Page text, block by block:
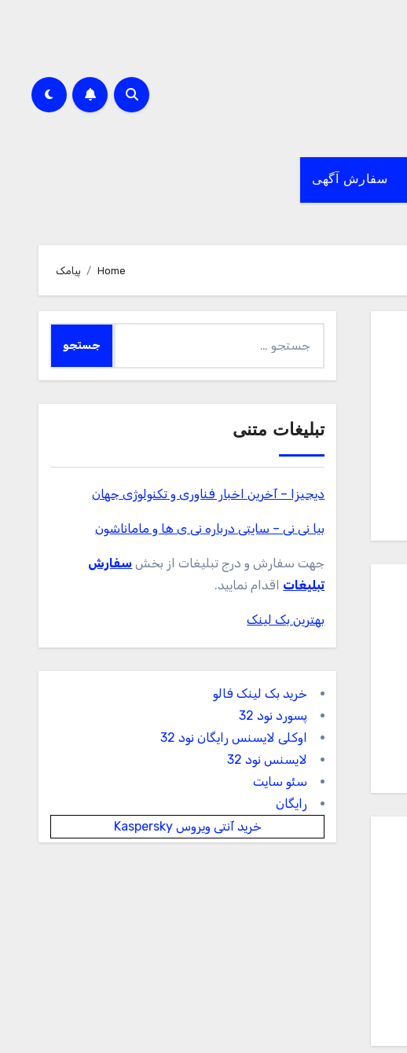
سفارش آگهی
Home پیامک
برای:
تبلیغات متنی
دیجیزا – آخرین اخبار فناوری و تکنولوژی جهان
بیا نی نی – سایتی درباره نی ی ها و ماماناشون
جهت سفارش و درج تبلیغات از بخش سفارش
تبلیغات اقدام نمایید.
بهترین بک لینک
خرید بک لینک فالو
پسورد نود 32
اوکلی لایسنس رایگان نود 32
لایسنس نود 32
سئو سایت
رایگان
خرید آنتی ویروس Kaspersky